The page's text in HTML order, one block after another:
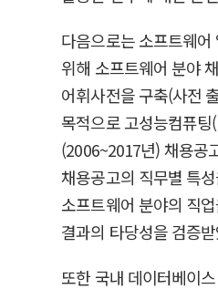
다음으로는 소프트웨
위해 소프트웨어 분야
어휘사전을 구축(사전
목적으로 고성능컴퓨
(2006~2017년) 채용공
채용공고의 직무별 특
소프트웨어 분야의 직
결과의 타당성을 검증
또한 국내 데이터베이